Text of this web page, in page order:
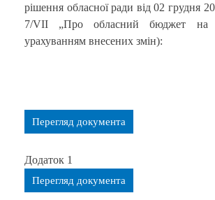
рішення обласної ради від 02 грудня
7/VІІ „Про обласний бюджет на
урахуванням внесених змін):
Перегляд документа
Додаток 1
Перегляд документа